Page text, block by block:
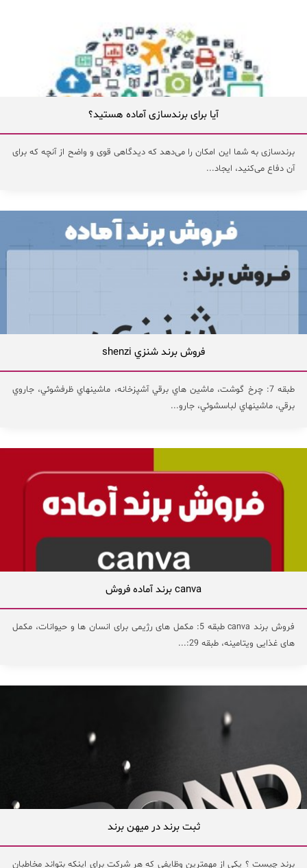
آیا برای برندسازی آماده هستید؟
برندسازی به شما این امکان را می‌دهد که دیدگاهی قوی و واضح از آنچه که برای
آن دفاع می‌کنید، ایجاد...
فروش برند شنزي shenzi
طبقه 7: چرخ گوشت، ماشين هاي برقي آشپزخانه، ماشينهاي ظرفشوئي، جاروي
برقي، ماشينهاي لباسشوئي، جارو...
canva برند آماده فروش
فروش برند canva طبقه 5: مکمل های رژیمی برای انسان ها و حیوانات، مکمل
های غذایی ویتامینه، طبقه 29:...
ثبت برند در میهن برند
برند چیست ؟ یکی از مهمترین وظایفی که هر شرکت برای اینکه بتواند مخاطبان